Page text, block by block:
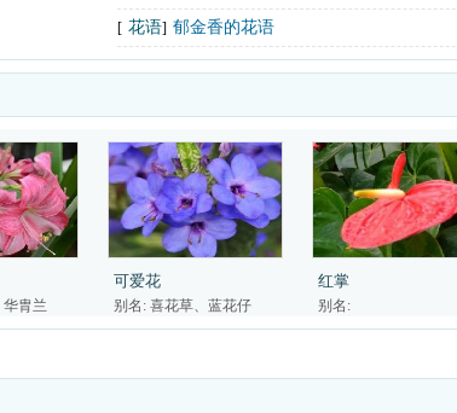
[ 花语] 郁金香的花语
华胄兰
可爱花
别名: 喜花草、蓝花仔
红掌
别名: